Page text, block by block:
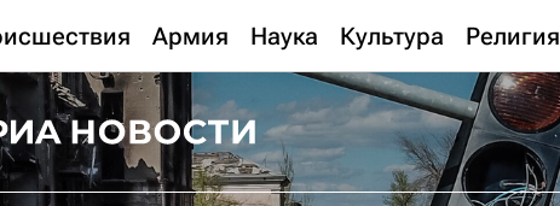
Армия Наука Культура Религия